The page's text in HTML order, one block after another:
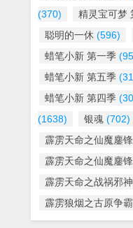
(370)
精灵宝可梦
聪明的一休 (596)
蜡笔小新 第一季
蜡笔小新 第五季
蜡笔小新 第四季
(1638)
银魂 (702)
霹雳天命之仙魔鏖
霹雳天命之仙魔鏖
霹雳天命之战祸邪
霹雳狼烟之古原争霸